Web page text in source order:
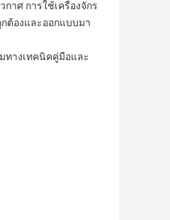
าศ การใช้เครื่องจักร
ต้องและออกแบบมา
ทางเทคนิคคู่มือและ